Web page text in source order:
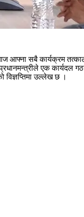
सबै कार्यक्रम
एक
विज्ञप्तिमा उल्लेख छ ।